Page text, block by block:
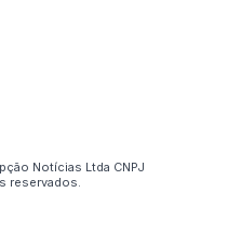
Notícias Ltda CNPJ
reservados.